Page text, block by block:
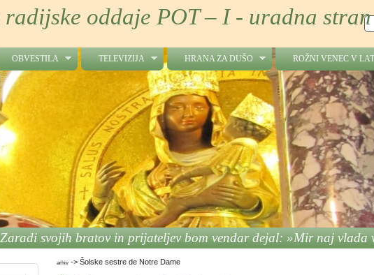
Išči
radijske oddaje POT – I - uradna stran
OBVESTILA TELEVIZIJA HRANA ZA DUŠO ROŽNI VENEC V
Zaradi svojih bratov in prijateljev bom vendar dejal: »Mir naj vlada
arhiv ->Šolske sestre de Notre Dame